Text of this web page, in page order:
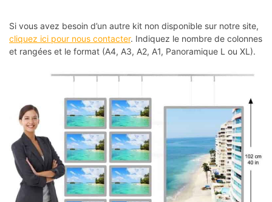
Si vous avez besoin d’un autre kit non disponible sur notre site,
cliquez ici pour nous contacter. Indiquez le nombre de colonnes
et rangées et le format (A4, A3, A2, A1, Panoramique L ou XL).